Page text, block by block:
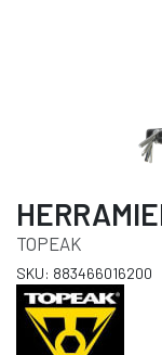
TOPEAK
SKU: 883466016200